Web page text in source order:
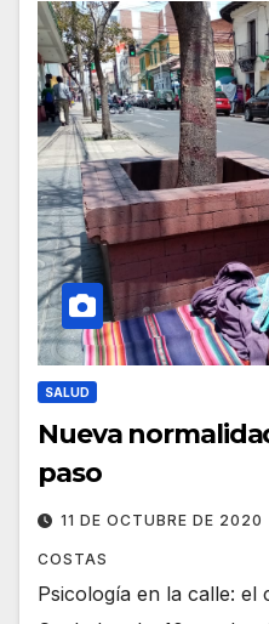
SALUD
Nueva
paso
11 DE OCTUBRE DE 2020
COSTAS
Psicología en la calle: el